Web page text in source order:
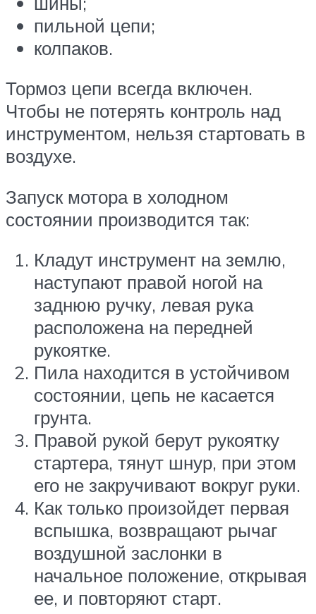
пильной цепи;
колпаков.
Тормоз цепи всегда включен.
Чтобы не потерять контроль над
инструментом, нельзя стартовать в
воздухе.
Запуск мотора в холодном
состоянии производится так:
Кладут инструмент на землю,
наступают правой ногой на
заднюю ручку, левая рука
расположена на передней
рукоятке.
Пила находится в устойчивом
состоянии, цепь не касается
грунта.
Правой рукой берут рукоятку
стартера, тянут шнур, при этом
его не закручивают вокруг руки.
Как только произойдет первая
вспышка, возвращают рычаг
воздушной заслонки в
начальное положение, открывая
ее, и повторяют старт.